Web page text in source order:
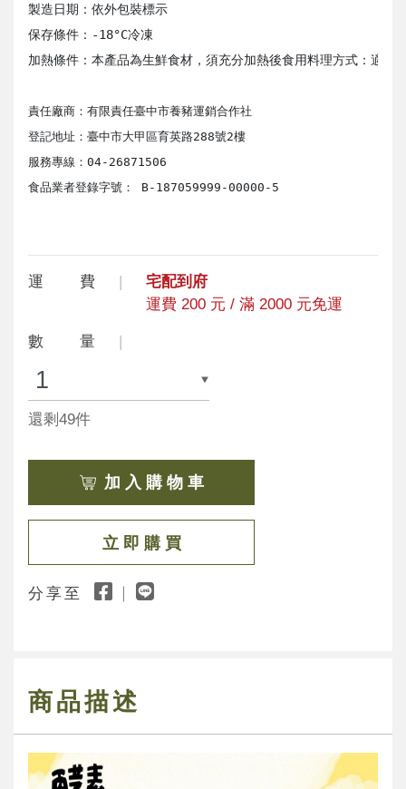
製造日期：依外包裝標示
保存條件：-18°C冷凍
料理方式：適合
責任廠商：有限責任臺中市養豬運銷合作社
登記地址：臺中市大甲區育英路288號2樓
服務專線：04-26871506
食品業者登錄字號： B-187059999-00000-5
運 費
宅配到府
運費 200 元 / 滿 2000 元免運
數 量
還剩49件
加 入 購 物 車
立 即 購 買
分享至
商品描述